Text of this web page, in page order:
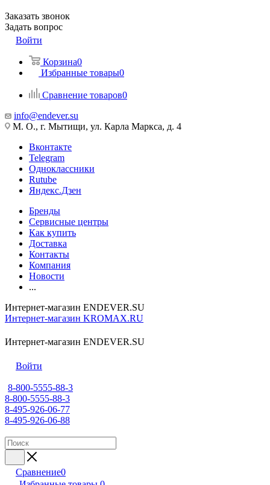
Заказать звонок
Задать вопрос
Войти
Корзина0
Избранные товары0
Сравнение товаров0
info@endever.su
М. О., г. Мытищи, ул. Карла Маркса, д. 4
Вконтакте
Telegram
Одноклассники
Rutube
Яндекс.Дзен
Бренды
Сервисные центры
Как купить
Доставка
Контакты
Компания
Новости
...
Интернет-магазин ENDEVER.SU
Интернет-магазин KROMAX.RU
Интернет-магазин ENDEVER.SU
Войти
8-800-5555-88-3
8-800-5555-88-3
8-495-926-06-77
8-495-926-06-88
Сравнение0